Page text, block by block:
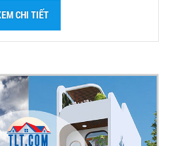
CHI TIẾT